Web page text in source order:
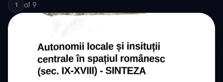
1 of 9